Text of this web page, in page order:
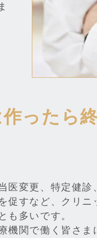
ったら
医変更、特定健
促すなど、クリ
も多いです。
機関で働く皆さ